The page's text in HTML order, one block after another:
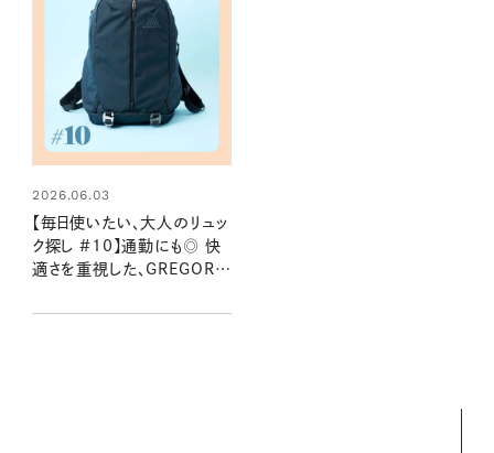
2026.06.03
【毎日使いたい、大人のリュッ
ク探し #10】通勤にも◎ 快
適さを重視した、GREGORY